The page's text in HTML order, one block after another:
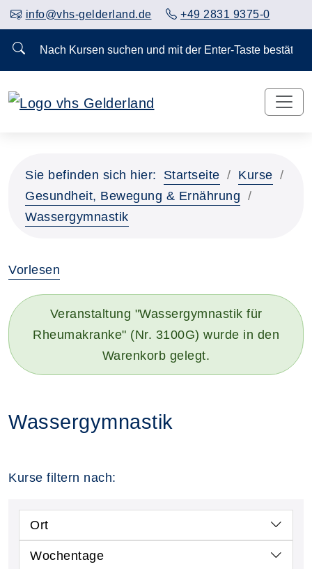
info@vhs-gelderland.de +49 2831 9375-0
Nach Kursen suchen und mit der Enter-Taste
Sie befinden sich hier: Startseite
Kurse
Gesundheit, Bewegung & Ernährung
Wassergymnastik
Vorlesen
Veranstaltung "Wassergymnastik für
Rheumakranke" (Nr. 3100G) wurde in den
Warenkorb gelegt.
Wassergymnastik
Kurse filtern nach:
Ort
Wochentage